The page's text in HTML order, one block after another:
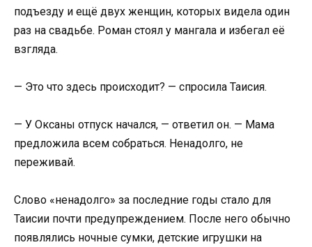
подъезду и ещё двух женщин, которых видела один
раз на свадьбе. Роман стоял у мангала и избегал её
взгляда.
— Это что здесь происходит? — спросила Таисия.
— У Оксаны отпуск начался, — ответил он. — Мама
предложила всем собраться. Ненадолго, не
переживай.
Слово «ненадолго» за последние годы стало для
Таисии почти предупреждением. После него обычно
появлялись ночные сумки, детские игрушки на